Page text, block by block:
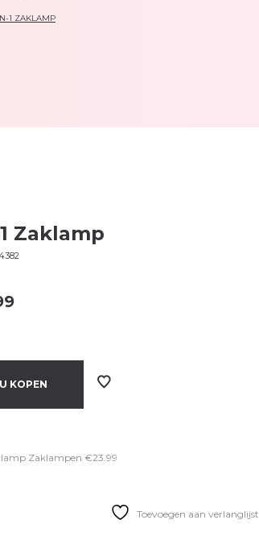
1 ZAKLAMP
Zaklamp
KOPEN
Zaklampen €23.99
Toevoegen aan verlanglijst